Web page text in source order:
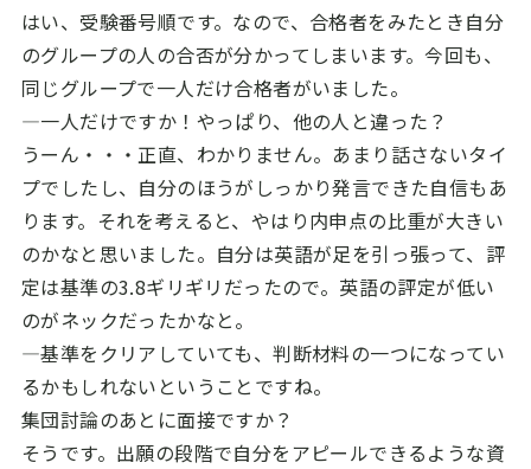
はい、受験番号順です。なので、合格者をみたとき自分
のグループの人の合否が分かってしまいます。今回も、
同じグループで一人だけ合格者がいました。
―一人だけですか！やっぱり、他の人と違った？
うーん・・・正直、わかりません。あまり話さないタイ
プでしたし、自分のほうがしっかり発言できた自信もあ
ります。それを考えると、やはり内申点の比重が大きい
のかなと思いました。自分は英語が足を引っ張って、評
定は基準の3.8ギリギリだったので。英語の評定が低い
のがネックだったかなと。
―基準をクリアしていても、判断材料の一つになってい
るかもしれないということですね。
集団討論のあとに面接ですか？
そうです。出願の段階で自分をアピールできるような資